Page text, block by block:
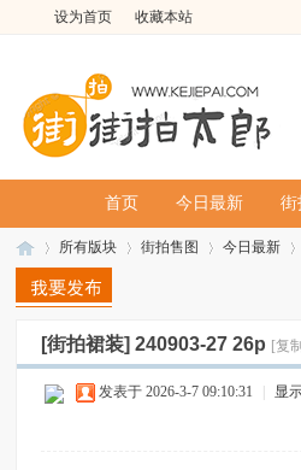
设为首页 收藏本站
首页 今日最新 街
»
所有版块
›
街拍售图
›
今日最新
›
[街拍裙装]240903-27 26p [复
发表于 2026-3-7 09:10:31 显